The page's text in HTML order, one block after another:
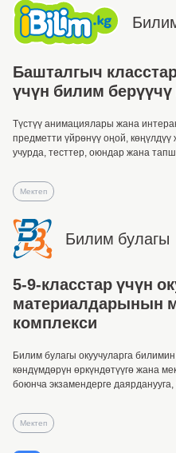
Башталгыч
үчүн билим
Түстүү анимациялары жана
предметти үйрөнүү оңой,
учурда, тесттер, оюндар жана
жаңы натыйжаларга жетүүгө үндөп
Мектеп
Билим булагы
5-9-класстар үчүн
материалдарынын
комплекси
Билим булагы окуучуларга
көндүмдөрүн өркүндөтүүгө жана
боюнча экзамендерге
жардам берет.
Мектеп